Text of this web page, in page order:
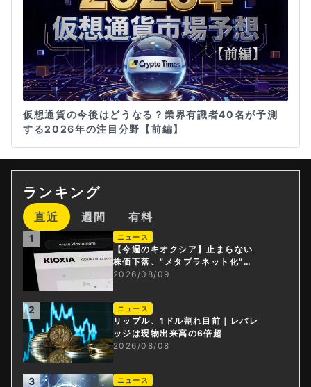
仮想通貨の今後はどうなる？業界有識者40名が予測
する2026年の注目分野【前編】
ランキング
直近 週間 有料
1 ニュース
【今週のキオクシア】止まらない
株価下落、”メタプラネット化”の
指摘は本当？
2026/08/09
2 ニュース
リップル、1ドル割れ目前｜レバレ
ッジは現物出来高の6倍超
2026/08/08
3 ニュース